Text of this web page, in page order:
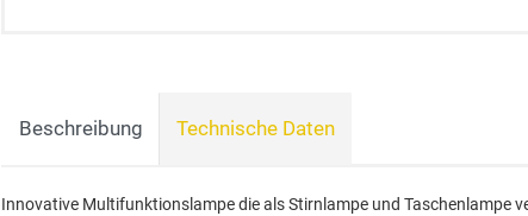
Beschreibung Technische Daten
Innovative Multifunktionslampe die als Stirnlampe und Taschenlampe